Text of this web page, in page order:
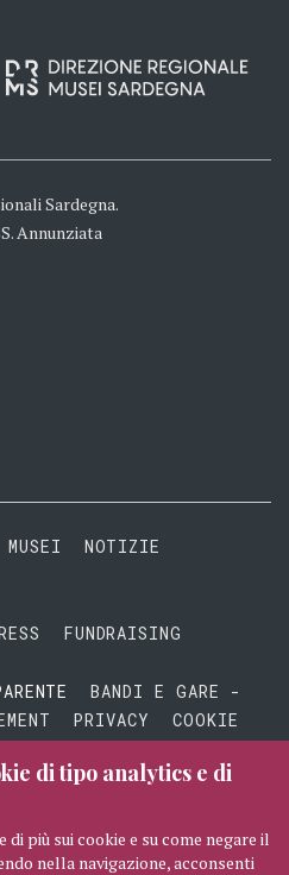
Sardegna.
Annunziata
MUSEI
NOTIZIE
FUNDRAISING
BANDI E GARE -
PRIVACY
COOKIE
di tipo analytics e di
di più sui cookie e su come negare il
nella navigazione, acconsenti